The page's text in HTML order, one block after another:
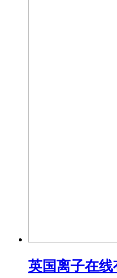
英国离子在